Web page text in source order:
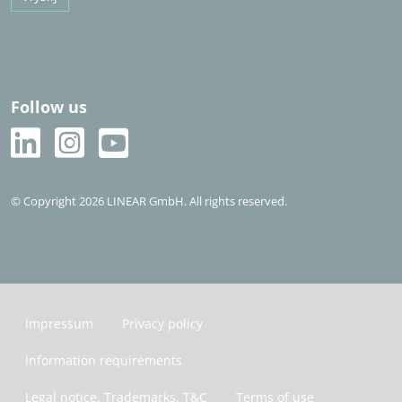
Follow us
© Copyright 2026 LINEAR GmbH. All rights reserved.
Impressum Privacy policy
Information requirements
Legal notice, Trademarks, T&C Terms of use